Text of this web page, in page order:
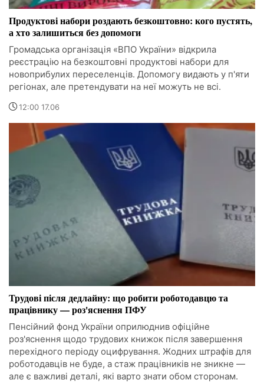
Продуктові набори роздають безкоштовно: кого пустять,
а хто залишиться без допомоги
Громадська організація «ВПО України» відкрила
реєстрацію на безкоштовні продуктові набори для
новоприбулих переселенців. Допомогу видають у п'яти
регіонах, але претендувати на неї можуть не всі.
12:00 17.06
Трудові після дедлайну: що робити роботодавцю та
працівнику — роз'яснення ПФУ
Пенсійний фонд України оприлюднив офіційне
роз'яснення щодо трудових книжок після завершення
перехідного періоду оцифрування. Жодних штрафів для
роботодавців не буде, а стаж працівників не зникне —
але є важливі деталі, які варто знати обом сторонам.